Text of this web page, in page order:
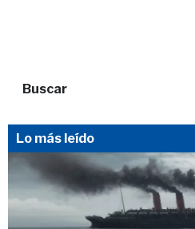
Buscar
Lo más leído